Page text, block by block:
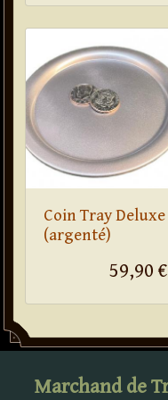
Coin Tray Deluxe
(argenté)
59,90 €
Marchand de